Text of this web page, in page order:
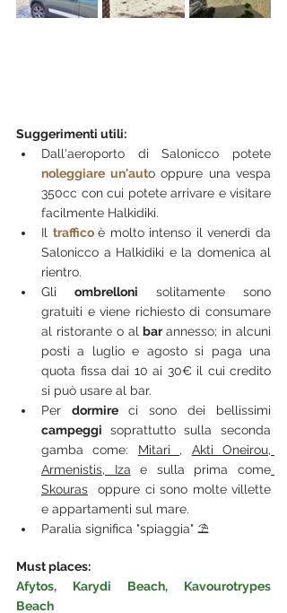
Suggerimenti utili:
noleggiare un'auto oppure una vespa
350cc con cui potete arrivare e visitare
facilmente Halkidiki.
Il traffico è molto intenso il venerdì da
Salonicco a Halkidiki e la domenica al
rientro.
Gli ombrelloni solitamente sono
gratuiti e viene richiesto di consumare
al ristorante o al bar annesso; in alcuni
posti a luglio e agosto si paga una
quota fissa dai 10 ai 30€ il cui credito
si può usare al bar.
Per dormire
campeggi soprattutto sulla seconda
gamba come: Mitari , Akti Oneirou,
Armenistis, Iza e sulla prima come
Skouras
  oppure ci sono molte villette
e appartamenti sul mare.
Paralia significa "spiaggia" ⛱
Must places:
Afytos, Karydi Beach, Kavourotrypes
Beach